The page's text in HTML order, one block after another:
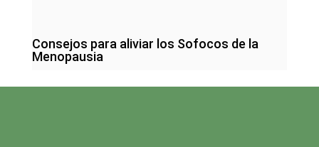
Consejos para aliviar los Sofocos de la
Menopausia